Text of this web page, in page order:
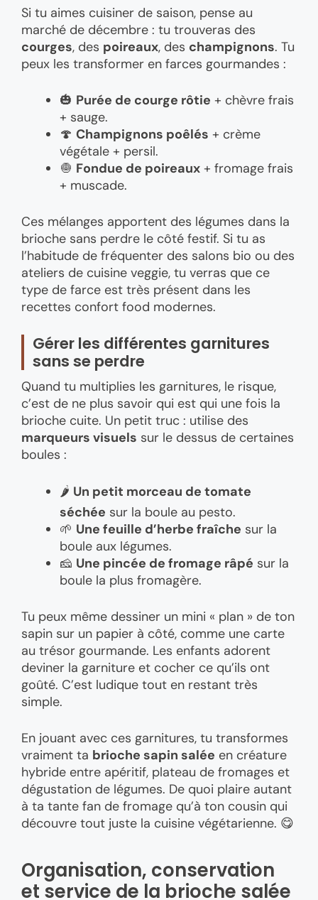
Si tu aimes cuisiner de saison, pense au
marché de décembre : tu trouveras des
courges, des poireaux, des champignons. Tu
peux les transformer en farces gourmandes :
🎃 Purée de courge rôtie + chèvre frais
+ sauge.
🍄 Champignons poêlés + crème
végétale + persil.
🧅 Fondue de poireaux + fromage frais
+ muscade.
Ces mélanges apportent des légumes dans la
brioche sans perdre le côté festif. Si tu as
l’habitude de fréquenter des salons bio ou des
ateliers de cuisine veggie, tu verras que ce
type de farce est très présent dans les
recettes confort food modernes.
Gérer les différentes garnitures
sans se perdre
Quand tu multiplies les garnitures, le risque,
c’est de ne plus savoir qui est qui une fois la
brioche cuite. Un petit truc : utilise des
marqueurs visuels sur le dessus de certaines
boules :
🌶️ Un petit morceau de tomate
séchée sur la boule au pesto.
🌱 Une feuille d’herbe fraîche sur la
boule aux légumes.
🧀 Une pincée de fromage râpé sur la
boule la plus fromagère.
Tu peux même dessiner un mini « plan » de ton
sapin sur un papier à côté, comme une carte
au trésor gourmande. Les enfants adorent
deviner la garniture et cocher ce qu’ils ont
goûté. C’est ludique tout en restant très
simple.
En jouant avec ces garnitures, tu transformes
vraiment ta brioche sapin salée en créature
hybride entre apéritif, plateau de fromages et
dégustation de légumes. De quoi plaire autant
à ta tante fan de fromage qu’à ton cousin qui
découvre tout juste la cuisine végétarienne. 😋
Organisation, conservation
et service de la brioche salée